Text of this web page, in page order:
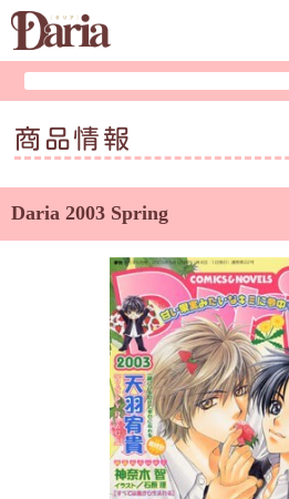
商品情報
Daria 2003 Spring